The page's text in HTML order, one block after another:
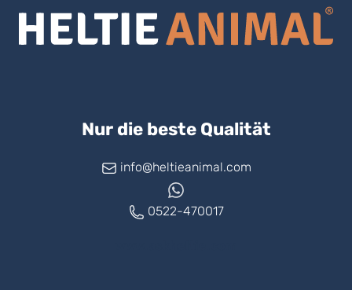
Nur die beste Qualität
info@heltieanimal.com
0522-470017